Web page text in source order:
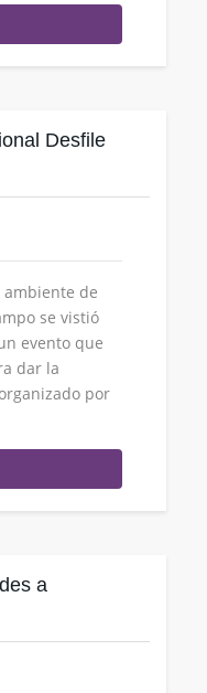
Desfile
ambiente de
se vistió
evento que
dar la
por
a